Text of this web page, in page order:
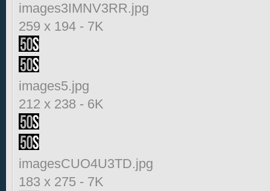
images3IMNV3RR.jpg
259 x 194 - 7K
images5.jpg
212 x 238 - 6K
imagesCUO4U3TD.jpg
183 x 275 - 7K